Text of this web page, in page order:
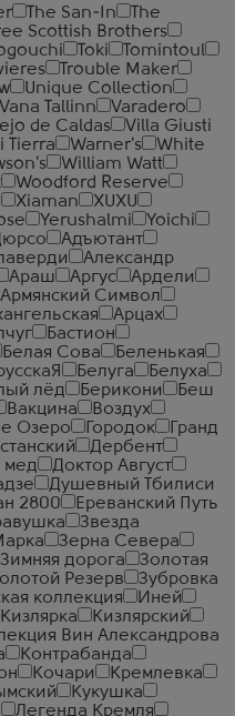
The San-In
The
Scottish Brothers
Toki
Tomintoul
Trouble Maker
Unique Collection
Vana Tallinn
Varadero
de Caldas
Villa Giusti
Tierra Warner's
White
William Watt
Woodford Reserve
Xiaman
XUXU
Yerushalmi
Yoichi
Адъютант
Александр
Араш Аргус
Ардели
Армянский Символ
Арцах
Бастион
Белая Сова
Беленькая
Белуга
Белуха
лёд Берикони
Беш
Вакцина
Воздух
Озеро Городок
Гранд
Дербент
мед
Доктор Август
Душевный Тбилиси
2800
Ереванский Путь
Звезда
Зерна Севера
Зимняя дорога
Золотая
Резерв
Зубровка
коллекция
Иней
Кизлярка
Кизлярский
Вин Александрова
Контрабанда
Кочари
Кремлевка
Кукушка
Легенда Кремля